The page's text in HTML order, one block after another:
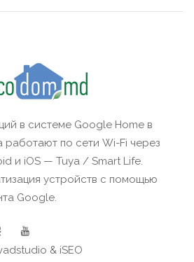
в системе Google Home в
работают по сети Wi-Fi через
и iOS — Tuya / Smart Life.
устройств с помощью
Google.
& iSEO